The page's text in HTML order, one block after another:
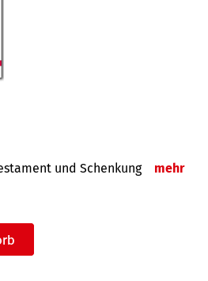
und Schenkung mehr